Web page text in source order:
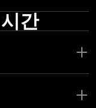
하면 트레이딩을 시작
숙해지고 나면, 당사
간
지원합니다. 특정 자
습니다. 트레이딩 가